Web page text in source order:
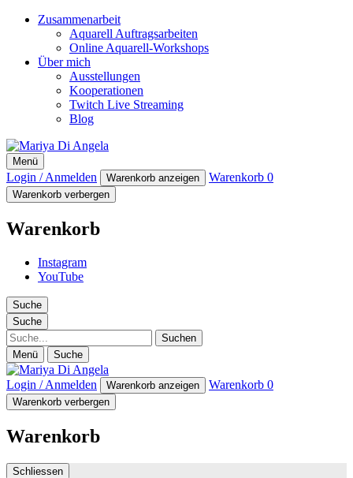
Zusammenarbeit
Aquarell Auftragsarbeiten
Online Aquarell-Workshops
Über mich
Ausstellungen
Kooperationen
Twitch Live Streaming
Blog
Mariya Di Angela
Artist
Menü
Login / Anmelden Warenkorb anzeigen Warenkorb 0
Warenkorb verbergen
Warenkorb
Instagram
YouTube
Suche
Suche
Suche
Menü Suche
Login / Anmelden Warenkorb anzeigen Warenkorb 0
Warenkorb verbergen
Warenkorb
Schliessen